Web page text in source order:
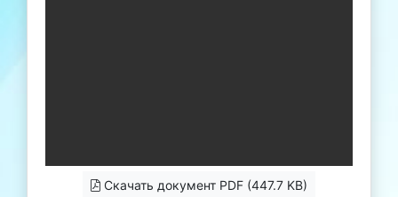
Скачать документ PDF (447.7 KB)